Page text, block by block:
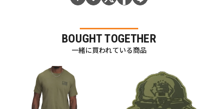
BOUGHT TOGETHER
一緒に買われている商品